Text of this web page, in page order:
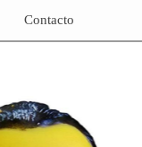
Contacto